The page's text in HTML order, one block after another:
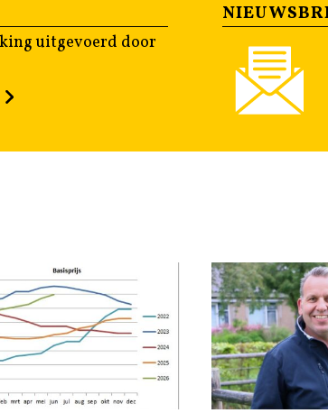
uitgevoerd door